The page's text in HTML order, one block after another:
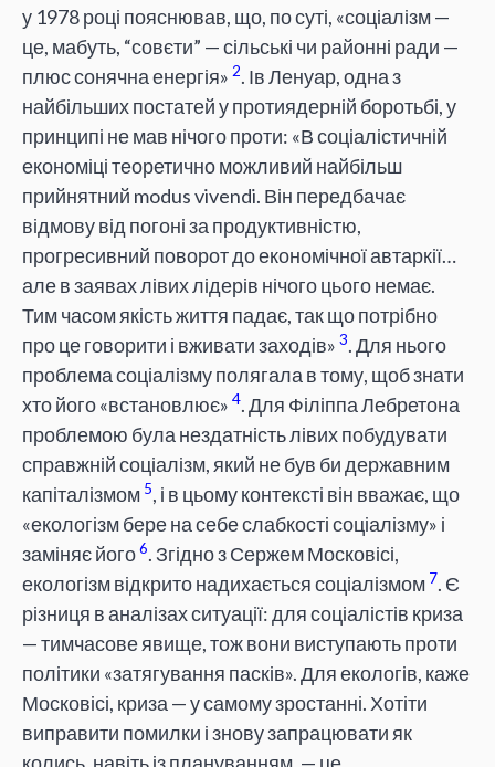
у 1978 році пояснював, що, по суті, «соціалізм —
це, мабуть, “совєти” — сільські чи районні ради —
плюс сонячна енергія» 2. Ів Ленуар, одна з
найбільших постатей у протиядерній боротьбі, у
принципі не мав нічого проти: «В соціалістичній
економіці теоретично можливий найбільш
прийнятний modus vivendi. Він передбачає
відмову від погоні за продуктивністю,
прогресивний поворот до економічної автаркії…
але в заявах лівих лідерів нічого цього немає.
Тим часом якість життя падає, так що потрібно
про це говорити і вживати заходів» 3. Для нього
проблема соціалізму полягала в тому, щоб знати
хто його «встановлює» 4. Для Філіппа Лебретона
проблемою була нездатність лівих побудувати
справжній соціалізм, який не був би державним
капіталізмом 5, і в цьому контексті він вважає, що
«екологізм бере на себе слабкості соціалізму» і
заміняє його6. Згідно з Сержем Московісі,
екологізм відкрито надихається соціалізмом 7. Є
різниця в аналізах ситуації: для соціалістів криза
— тимчасове явище, тож вони виступають проти
політики «затягування пасків». Для екологів, каже
Московісі, криза — у самому зростанні. Хотіти
виправити помилки і знову запрацювати як